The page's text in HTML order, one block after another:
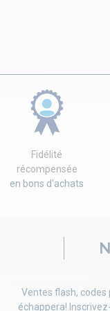
Fidélité
récompensée
en bons d'achats
Ventes flash, codes
échappera!